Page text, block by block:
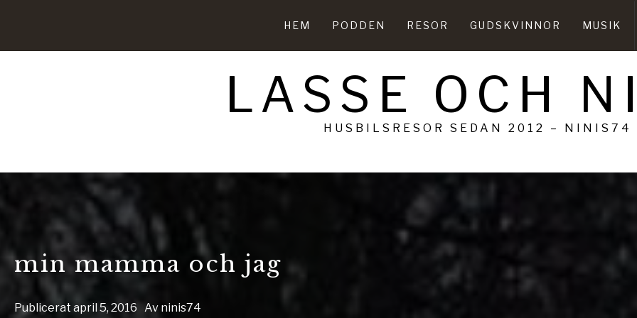
HEM PODDEN RESOR GUDSKVINNOR MUSIK
LASSE OCH
HUSBILSRESOR SEDAN 2012 – NINIS74
min mamma och jag
Publicerat april 5, 2016 Av ninis74